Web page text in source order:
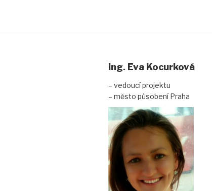
Ing. Eva Kocurková
– vedoucí projektu
– město působení Praha